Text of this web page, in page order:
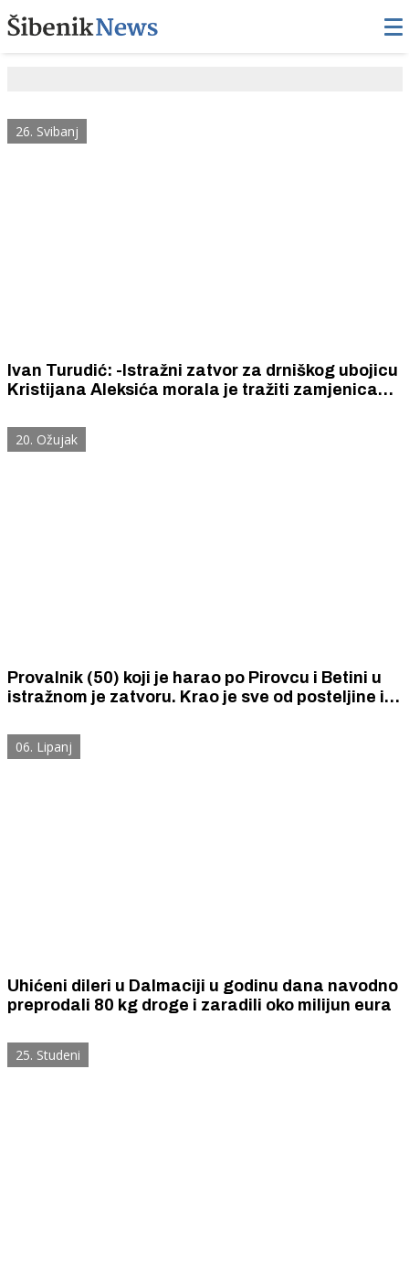
26. Svibanj
Ivan Turudić: -Istražni zatvor za drniškog ubojicu
Kristijana Aleksića morala je tražiti zamjenica
ona ne može kazneno odgovarati za svoje
odluke.
20. Ožujak
Provalnik (50) koji je harao po Pirovcu i Betini u
istražnom je zatvoru. Krao je sve od posteljine i
06. Lipanj
Uhićeni dileri u Dalmaciji u godinu dana navodno
preprodali 80 kg droge i zaradili oko milijun eura
25. Studeni